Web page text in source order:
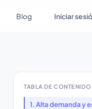
Blog Iniciar
TABLA DE CONTENIDO
1. Alta demanda y